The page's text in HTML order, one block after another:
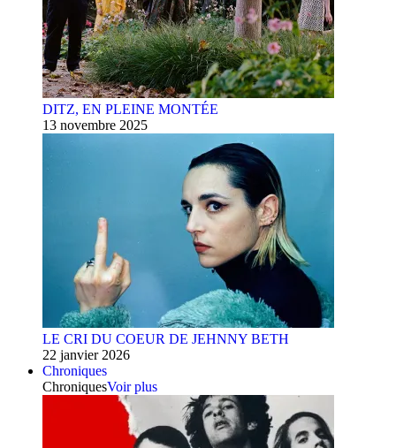
DITZ, EN PLEINE MONTÉE
13 novembre 2025
LE CRI DU COEUR DE JEHNNY BETH
22 janvier 2026
Chroniques
ChroniquesVoir plus